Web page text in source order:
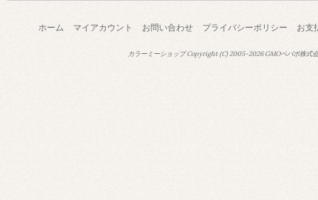
ホーム マイアカウント お問い合わせ プライバシーポリシー お支
カラーミーショップCopyright (C) 2005-2026GMOペパボ株式